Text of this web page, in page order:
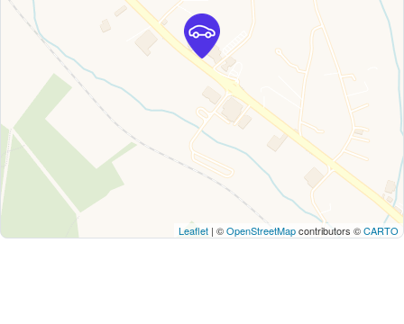
Leaflet | ©OpenStreetMapcontributors ©CARTO